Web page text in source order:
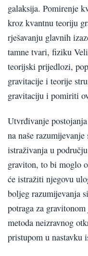
galaksija. Pomirenje
kroz kvantnu teoriju
rješavanju glavnih
tamne tvari, fiziku
teorijski prijedlozi,
gravitacije i teorije
gravitaciju i pomiriti
Utvrđivanje
na naše
istraživanja u
graviton, to bi moglo
će istražiti njegovu
boljeg razumijevanja
potraga za
metoda neizravnog
pristupom u nastavku